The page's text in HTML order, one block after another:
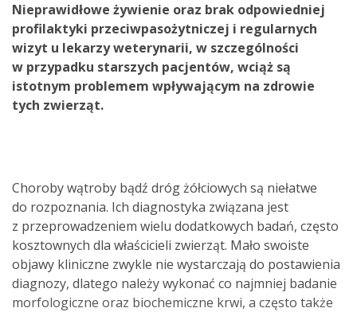
Nieprawidłowe żywienie oraz brak odpowiedniej
profilaktyki przeciwpasożytniczej i regularnych
wizyt u lekarzy weterynarii, w szczególności
w przypadku starszych pacjentów, wciąż są
istotnym problemem wpływającym na zdrowie
tych zwierząt.
Choroby wątroby bądź dróg żółciowych są niełatwe
do rozpoznania. Ich diagnostyka związana jest
z przeprowadzeniem wielu dodatkowych badań, często
kosztownych dla właścicieli zwierząt. Mało swoiste
objawy kliniczne zwykle nie wystarczają do postawienia
diagnozy, dlatego należy wykonać co najmniej badanie
morfologiczne oraz biochemiczne krwi, a często także